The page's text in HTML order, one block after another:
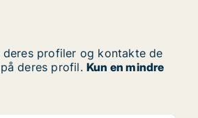
profiler og kontakte de
på deres profil.Kun en mindre